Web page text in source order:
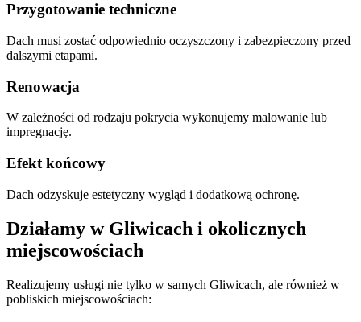
Przygotowanie techniczne
Dach musi zostać odpowiednio oczyszczony i zabezpieczony przed
dalszymi etapami.
Renowacja
W zależności od rodzaju pokrycia wykonujemy malowanie lub
impregnację.
Efekt końcowy
Dach odzyskuje estetyczny wygląd i dodatkową ochronę.
Działamy w Gliwicach i okolicznych
miejscowościach
Realizujemy usługi nie tylko w samych Gliwicach, ale również w
pobliskich miejscowościach: